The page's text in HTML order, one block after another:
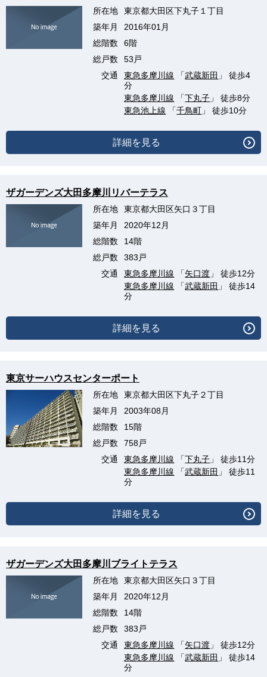
所在地
東京都大田区下丸子１丁目
築年月
2016年01月
総階数
6階
総戸数
53戸
交通
東急多摩川線 「武蔵新田 」 徒歩4
分
東急多摩川線 「下丸子 」 徒歩8分
東急池上線 「千鳥町 」 徒歩10分
詳細を見る
ザガーデンズ大田多摩川リバーテラス
所在地
東京都大田区矢口３丁目
築年月
2020年12月
総階数
14階
総戸数
383戸
交通
東急多摩川線 「矢口渡 」 徒歩12分
東急多摩川線 「武蔵新田 」 徒歩14
分
詳細を見る
東京サーハウスセンターポート
所在地
東京都大田区下丸子２丁目
築年月
2003年08月
総階数
15階
総戸数
758戸
交通
東急多摩川線 「下丸子 」 徒歩11分
東急多摩川線 「武蔵新田 」 徒歩11
分
詳細を見る
ザガーデンズ大田多摩川ブライトテラス
所在地
東京都大田区矢口３丁目
築年月
2020年12月
総階数
14階
総戸数
383戸
交通
東急多摩川線 「矢口渡 」 徒歩12分
東急多摩川線 「武蔵新田 」 徒歩14
分